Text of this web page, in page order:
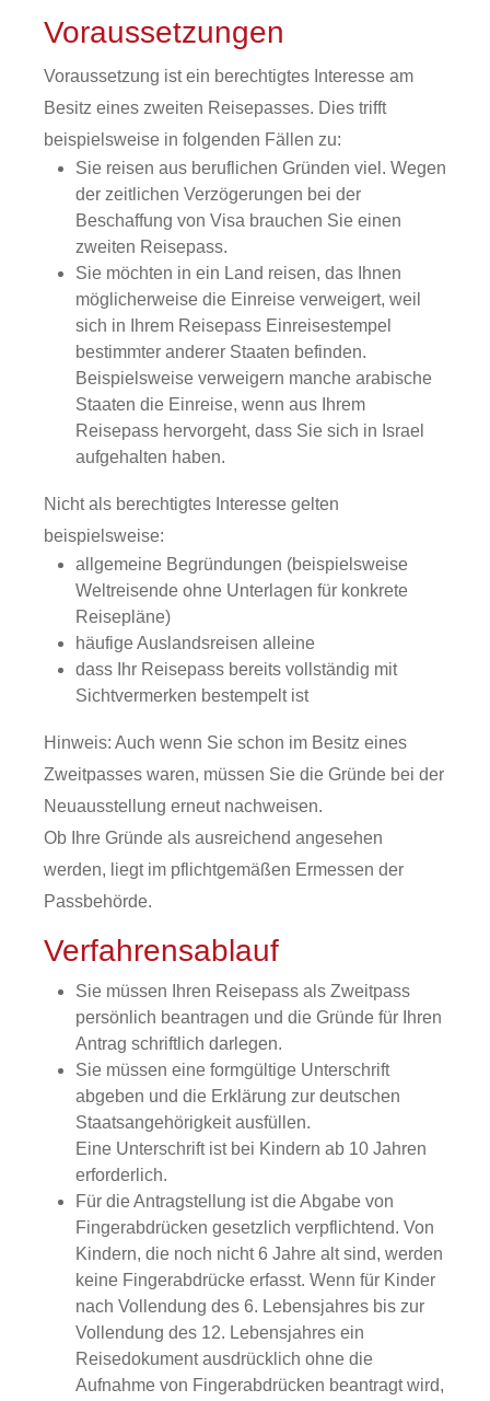
Voraussetzungen
Voraussetzung ist ein berechtigtes Interesse am
Besitz eines zweiten Reisepasses. Dies trifft
beispielsweise in folgenden Fällen zu:
Sie reisen aus beruflichen Gründen viel. Wegen
der zeitlichen Verzögerungen bei der
Beschaffung von Visa brauchen Sie einen
zweiten Reisepass.
Sie möchten in ein Land reisen, das Ihnen
möglicherweise die Einreise verweigert, weil
sich in Ihrem Reisepass Einreisestempel
bestimmter anderer Staaten befinden.
Beispielsweise verweigern manche arabische
Staaten die Einreise, wenn aus Ihrem
Reisepass hervorgeht, dass Sie sich in Israel
aufgehalten haben.
Nicht als berechtigtes Interesse gelten
beispielsweise:
allgemeine Begründungen (beispielsweise
Weltreisende ohne Unterlagen für konkrete
Reisepläne)
häufige Auslandsreisen alleine
dass Ihr Reisepass bereits vollständig mit
Sichtvermerken bestempelt ist
Hinweis: Auch wenn Sie schon im Besitz eines
Zweitpasses waren, müssen Sie die Gründe bei der
Neuausstellung erneut nachweisen.
Ob Ihre Gründe als ausreichend angesehen
werden, liegt im pflichtgemäßen Ermessen der
Passbehörde.
Verfahrensablauf
Sie müssen Ihren Reisepass als Zweitpass
persönlich beantragen und die Gründe für Ihren
Antrag schriftlich darlegen.
Sie müssen eine formgültige Unterschrift
abgeben und die Erklärung zur deutschen
Staatsangehörigkeit ausfüllen.
Eine Unterschrift ist bei Kindern ab 10 Jahren
erforderlich.
Für die Antragstellung ist die Abgabe von
Fingerabdrücken gesetzlich verpflichtend. Von
Kindern, die noch nicht 6 Jahre alt sind, werden
keine Fingerabdrücke erfasst. Wenn für Kinder
nach Vollendung des 6. Lebensjahres bis zur
Vollendung des 12. Lebensjahres ein
Reisedokument ausdrücklich ohne die
Aufnahme von Fingerabdrücken beantragt wird,